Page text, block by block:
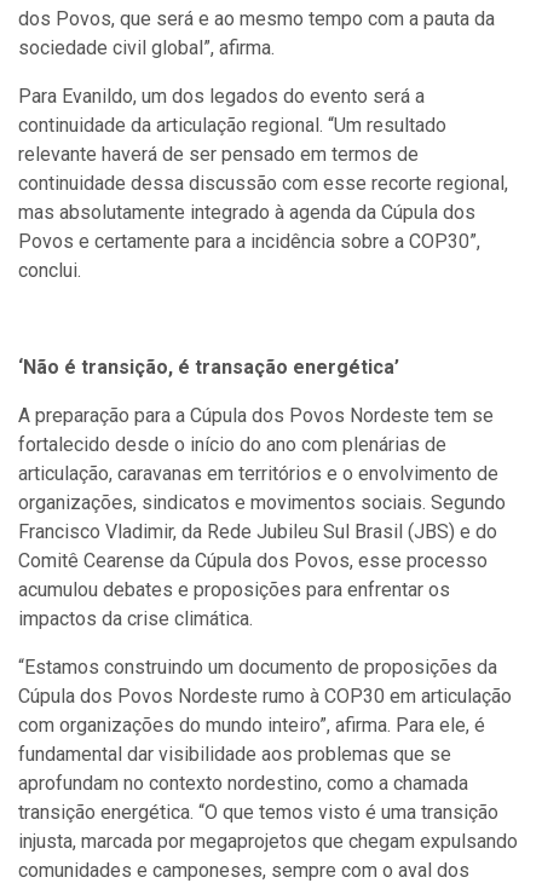
dos Povos, que será e ao mesmo tempo com a pauta da
sociedade civil global”, afirma.
Para Evanildo, um dos legados do evento será a
continuidade da articulação regional. “Um resultado
relevante haverá de ser pensado em termos de
continuidade dessa discussão com esse recorte regional,
mas absolutamente integrado à agenda da Cúpula dos
Povos e certamente para a incidência sobre a COP30”,
conclui.
‘Não é transição, é transação energética’
A preparação para a Cúpula dos Povos Nordeste tem se
fortalecido desde o início do ano com plenárias de
articulação, caravanas em territórios e o envolvimento de
organizações, sindicatos e movimentos sociais. Segundo
Francisco Vladimir, da Rede Jubileu Sul Brasil (JBS) e do
Comitê Cearense da Cúpula dos Povos, esse processo
acumulou debates e proposições para enfrentar os
impactos da crise climática.
“Estamos construindo um documento de proposições da
Cúpula dos Povos Nordeste rumo à COP30 em articulação
com organizações do mundo inteiro”, afirma. Para ele, é
fundamental dar visibilidade aos problemas que se
aprofundam no contexto nordestino, como a chamada
transição energética. “O que temos visto é uma transição
injusta, marcada por megaprojetos que chegam expulsando
comunidades e camponeses, sempre com o aval dos